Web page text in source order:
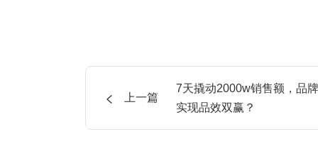
上一篇
7天撬动2000w销售额，品
实现品效双赢？